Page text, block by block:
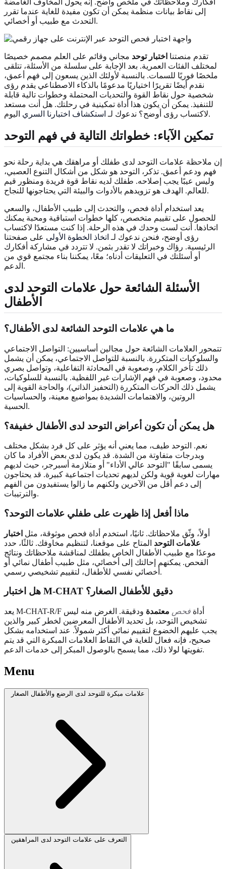
أفكارك وملاحظاتك في ملخص واضح. إنه يحول المخاوف الغامضة
إلى نقاط بيانات منظمة يمكن أن تكون مفيدة للغاية عندما تقرر
التحدث مع طبيب أو أخصائي.
تقدم منصتنا اختبار توحد مجاني وقائم على العلم مصمم خصيصًا
لمختلف الفئات العمرية. بعد الإجابة على سلسلة من الأسئلة، تتلقى
ملخصًا فوريًا للسمات. بالنسبة لأولئك الذين يسعون إلى فهم أعمق،
نقدم أيضًا تقريرًا اختياريًا مدعومًا بالذكاء الاصطناعي يقدم رؤى
شخصية حول نقاط القوة والتحديات المحتملة وخطوات تالية قابلة
للتنفيذ. يمكن أن يكون هذا أداة تمكينية في رحلتك. هل أنت مستعد
لاكتساب رؤى أوضح؟ ندعوك لـ استكشاف اختبارنا السري اليوم.
تمكين الآباء: خطواتك التالية في فهم التوحد
إن ملاحظة علامات التوحد لدى طفلك أو مراهقك هي بداية رحلة نحو
فهم ودعم أعمق. تذكر، التوحد هو شكل من أشكال التنوع العصبي،
وليس عيبًا يجب إصلاحه. طفلك لديه نقاط قوة فريدة ومنظور قيم
للعالم. الهدف هو تزويدهم بالأدوات والبيئة التي يحتاجونها للنجاح.
يعد استخدام أداة فحص، والتحدث إلى طبيب الأطفال، والسعي
للحصول على تقييم متخصص، كلها خطوات استباقية ومحبة يمكنك
اتخاذها. أنت لست وحدك في هذه الرحلة. إذا كنت مستعدًا لاكتساب
رؤى أوضح، فنحن ندعوك لـ اتخاذ الخطوة الأولى على صفحتنا
الرئيسية. رؤاك وخبراتك لا تقدر بثمن. لا تتردد في مشاركة أفكارك
أو أسئلتك في التعليقات أدناه؛ معًا، يمكننا بناء مجتمع قوي من
الدعم.
الأسئلة الشائعة حول علامات التوحد لدى
الأطفال
ما هي علامات التوحد الشائعة لدى الأطفال؟
تتمحور العلامات الشائعة حول مجالين أساسيين: التواصل الاجتماعي
والسلوكيات المتكررة. بالنسبة للتواصل الاجتماعي، يمكن أن يشمل
ذلك تأخر الكلام، وصعوبة في المحادثة التفاعلية، وتواصل بصري
محدود، وصعوبة في فهم الإشارات غير اللفظية. بالنسبة للسلوكيات،
يشمل ذلك الحركات المتكررة (التحفيز الذاتي)، والحاجة القوية إلى
الروتين، والاهتمامات الشديدة بمواضيع معينة، والحساسيات
الحسية.
هل يمكن أن تكون أعراض التوحد لدى الأطفال خفيفة؟
نعم. التوحد طيف، مما يعني أنه يؤثر على كل فرد بشكل مختلف
وبدرجات متفاوتة من الشدة. قد يكون لدى بعض الأفراد ما كان
يسمى سابقًا "التوحد عالي الأداء" أو متلازمة أسبرجر، حيث لديهم
مهارات لغوية قوية ولكن لديهم تحديات اجتماعية كبيرة. قد يحتاجون
إلى دعم أقل من الآخرين ولكنهم ما زالوا يستفيدون من الفهم
والترتيبات.
ماذا أفعل إذا ظهرت على طفلي علامات التوحد؟
أولاً، وثّق ملاحظاتك. ثانيًا، استخدم أداة فحص موثوقة، مثل اختبار
علامات التوحد المتاح على موقعنا، لتنظيم مخاوفك. ثالثًا، حدد
موعدًا مع طبيب الأطفال الخاص بطفلك لمناقشة ملاحظاتك ونتائج
الفحص. يمكنهم إحالتك إلى أخصائي، مثل طبيب أطفال نمائي أو
أخصائي نفسي للأطفال، لتقييم تشخيصي رسمي.
هل اختبار M-CHAT دقيق للأطفال الصغار؟
يعد M-CHAT-R/F أداة فحص معتمدة ودقيقة. الغرض منه ليس
تشخيص التوحد، بل تحديد الأطفال المعرضين لخطر كبير والذين
يجب عليهم الخضوع لتقييم نمائي أكثر شمولاً. عند استخدامه بشكل
صحيح، فإنه فعال للغاية في التقاط العلامات المبكرة التي قد يتم
تفويتها لولا ذلك، مما يسمح بالوصول المبكر إلى خدمات الدعم.
Menu
علامات مبكرة للتوحد لدى الرضع والأطفال الصغار
التعرف على علامات التوحد لدى المراهقين